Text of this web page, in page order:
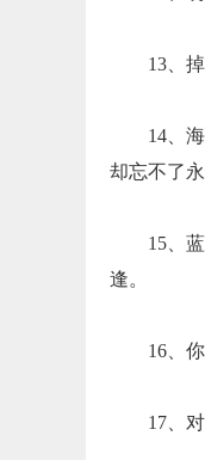
13、
14、
却忘不了
15、
逢。
16、
17、